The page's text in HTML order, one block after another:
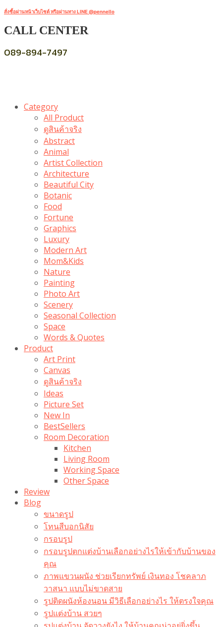
สั่งซื้อผ่านหน้าเว็บไซต์ หรือผ่านทาง LINE @pennello
CALL CENTER
089-894-7497
Category
All Product
ดูสินค้าจริง
Abstract
Animal
Artist Collection
Architecture
Beautiful City
Botanic
Food
Fortune
Graphics
Luxury
Modern Art
Mom&Kids
Nature
Painting
Photo Art
Scenery
Seasonal Collection
Space
Words & Quotes
Product
Art Print
Canvas
ดูสินค้าจริง
Ideas
Picture Set
New In
BestSellers
Room Decoration
Kitchen
Living Room
Working Space
Other Space
Review
Blog
ขนาดรูป
โทนสีบอกนิสัย
กรอบรูป
กรอบรูปตกแต่งบ้านเลือกอย่างไรให้เข้ากับบ้านของ
คุณ
ภาพแขวนผนัง ช่วยเรียกทรัพย์ เงินทอง โชคลาภ
วาสนา แบบไม่ขาดสาย
รูปติดผนังห้องนอน มีวิธีเลือกอย่างไร ให้ตรงใจคุณ
รูปแต่งบ้าน สวยๆ